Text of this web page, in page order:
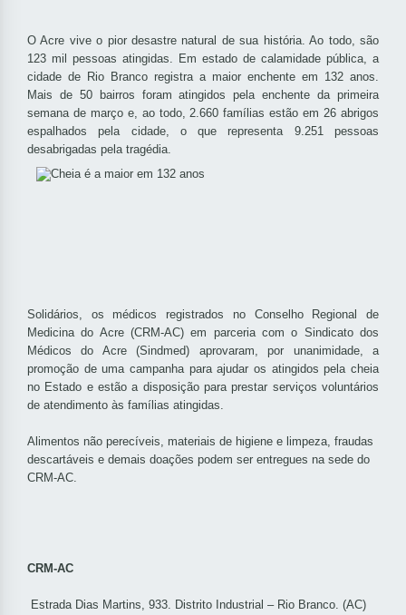
O Acre vive o pior desastre natural de sua história. Ao todo, são
123 mil pessoas atingidas. Em estado de calamidade pública, a
cidade de Rio Branco registra a maior enchente em 132 anos.
Mais de 50 bairros foram atingidos pela enchente da primeira
semana de março e, ao todo, 2.660 famílias estão em 26 abrigos
espalhados pela cidade, o que representa 9.251 pessoas
desabrigadas pela tragédia.
Solidários, os médicos registrados no Conselho Regional de
Medicina do Acre (CRM-AC) em parceria com o Sindicato dos
Médicos do Acre (Sindmed) aprovaram, por unanimidade, a
promoção de uma campanha para ajudar os atingidos pela cheia
no Estado e estão a disposição para prestar serviços voluntários
de atendimento às famílias atingidas.
Alimentos não perecíveis, materiais de higiene e limpeza, fraudas
descartáveis e demais doações podem ser entregues na sede do
CRM-AC.
CRM-AC
Estrada Dias Martins, 933. Distrito Industrial – Rio Branco. (AC)